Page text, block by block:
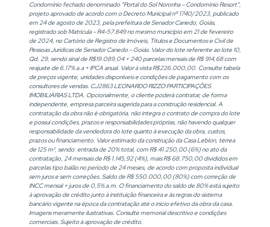
Condomínio fechado denominado “Portal do Sol Noronha – Condomínio Resort”,
projeto aprovado de acordo com o Decreto Municipal nº 1740/2023, publicado
em 24 de agosto de 2023, pela prefeitura de Senador Canedo, Goiás,
registrado sob Matricula – R4-57.849 no mesmo município em 21 de fevereiro
de 2024, no Cartório de Registro de Imóveis, Títulos e Documentos e Civil de
Pessoas Jurídicas de Senador Canedo – Goiás. Valor do lote referente ao lote 10,
Qd. 29, sendo sinal de R$19.089,04 + 240 parcelas mensais de R$ 914,68 com
reajuste de 6.17% a.a + IPCA anual. Valor à vista R$226.000,00. Consulte tabela
de preços vigente, unidades disponíveis e condições de pagamento com os
consultores de vendas. CJ2863 LEONARDO RIZZO PARTICIPAÇÕES
IMOBILIÁRIAS LTDA. Opcionalmente, o cliente poderá contratar, de forma
independente, empresa parceira sugerida para a construção residencial. A
contratação da obra não é obrigatória, não integra o contrato de compra do lote
e possui condições, prazos e responsabilidades próprias, não havendo qualquer
responsabilidade da vendedora do lote quanto à execução da obra, custos,
prazos ou financiamento. Valor estimado da construção da Casa Leblon, térrea
de 125 m², sendo: entrada de 20% total, com R$ 41.250,00 (6%) no ato da
contratação, 24 mensais de R$ 1.145,92 (4%), mais R$ 68.750,00 divididos em
parcelas tipo balão no período de 24 meses, de acordo com proposta individual
sem juros e sem correções. Saldo de R$ 550.000,00 (80%) com correção de
INCC mensal + juros de 0,5% a.m. O financiamento do saldo de 80% está sujeito
à aprovação de crédito junto à instituição financeira e às regras do sistema
bancário vigente na época da contratação até o início efetivo da obra da casa.
Imagens meramente ilustrativas. Consulte memorial descritivo e condições
comerciais. Sujeito à aprovação de crédito.